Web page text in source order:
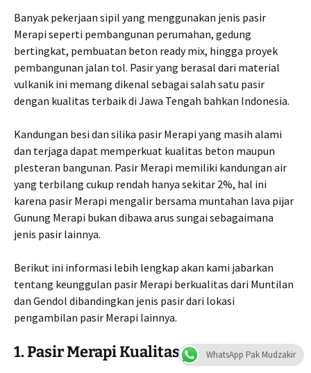
Banyak pekerjaan sipil yang menggunakan jenis pasir
Merapi seperti pembangunan perumahan, gedung
bertingkat, pembuatan beton ready mix, hingga proyek
pembangunan jalan tol. Pasir yang berasal dari material
vulkanik ini memang dikenal sebagai salah satu pasir
dengan kualitas terbaik di Jawa Tengah bahkan Indonesia.
Kandungan besi dan silika pasir Merapi yang masih alami
dan terjaga dapat memperkuat kualitas beton maupun
plesteran bangunan. Pasir Merapi memiliki kandungan air
yang terbilang cukup rendah hanya sekitar 2%, hal ini
karena pasir Merapi mengalir bersama muntahan lava pijar
Gunung Merapi bukan dibawa arus sungai sebagaimana
jenis pasir lainnya.
Berikut ini informasi lebih lengkap akan kami jabarkan
tentang keunggulan pasir Merapi berkualitas dari Muntilan
dan Gendol dibandingkan jenis pasir dari lokasi
pengambilan pasir Merapi lainnya.
1. Pasir Merapi Kualitas Pasir No. 1
WhatsApp Pak Mudzakir